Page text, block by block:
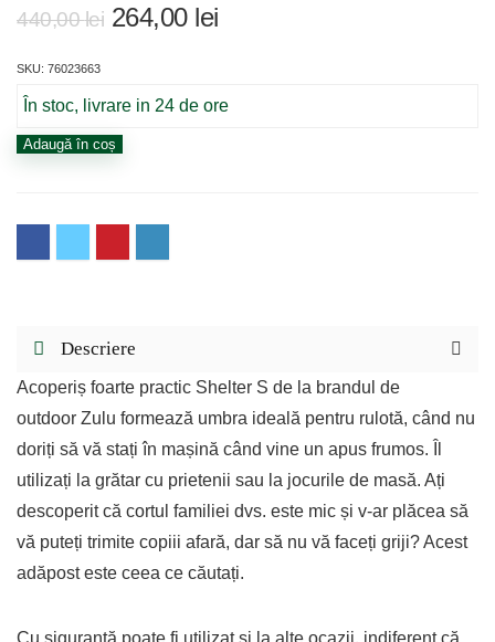
440,00lei Prețul
fost:
440,00 lei.
264,00 leiPrețul
264,00 lei.
SKU: 76023663
În stoc, livrare in 24 de ore
Cantitate
Zulu
Culoare
gri
Adaugă în coș
Descriere
Acoperiș foarte practic Shelter S de la brandul de
outdoor Zulu formează umbra ideală pentru rulotă, când nu
doriți să vă stați în mașină când vine un apus frumos. Îl
utilizați la grătar cu prietenii sau la jocurile de masă. Ați
descoperit că cortul familiei dvs. este mic și v-ar plăcea să
vă puteți trimite copiii afară, dar să nu vă faceți griji? Acest
adăpost este ceea ce căutați.